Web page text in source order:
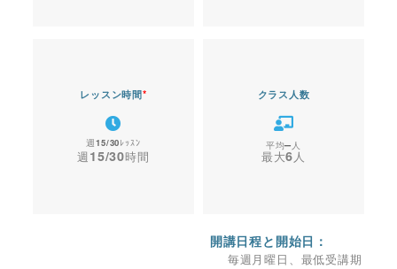
レッスン時間*
15/30
15/30
クラス人数
–
6
開講日程と開始日：
毎週月曜日、最低受講期